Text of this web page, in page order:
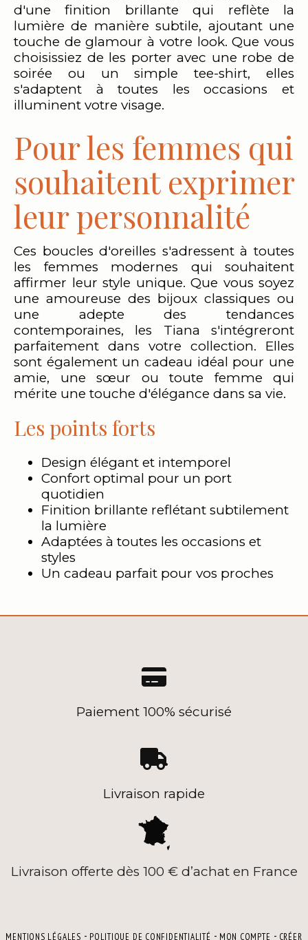
d'une finition brillante qui reflète la
lumière de manière subtile, ajoutant une
touche de glamour à votre look. Que vous
choisissiez de les porter avec une robe de
soirée ou un simple tee-shirt, elles
s'adaptent à toutes les occasions et
illuminent votre visage.
Pour les femmes qui
souhaitent exprimer
leur personnalité
Ces boucles d'oreilles s'adressent à toutes
les femmes modernes qui souhaitent
affirmer leur style unique. Que vous soyez
une amoureuse des bijoux classiques ou
une adepte des tendances
contemporaines, les Tiana s'intégreront
parfaitement dans votre collection. Elles
sont également un cadeau idéal pour une
amie, une sœur ou toute femme qui
mérite une touche d'élégance dans sa vie.
Les points forts
Design élégant et intemporel
Confort optimal pour un port
quotidien
Finition brillante reflétant subtilement
la lumière
Adaptées à toutes les occasions et
styles
Un cadeau parfait pour vos proches

Paiement 100% sécurisé

Livraison rapide
Livraison offerte dès 100 € d’achat en France
MENTIONS LÉGALES POLITIQUE DE CONFIDENTIALITÉ MON COMPTE CRÉER